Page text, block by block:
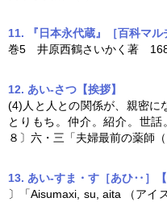
11. 『日本永代蔵』［百科マル
巻5 井原西鶴さいかく著
12. あい‐さつ【挨拶】
(4)人と人との関係が、親密に
とりもち。仲介。紹介。世話
８〕六・三「夫婦最前の薬師（
13. あい‐すま・す［あひ‥］【
〕「Aisumaxi, su, aita （アイ